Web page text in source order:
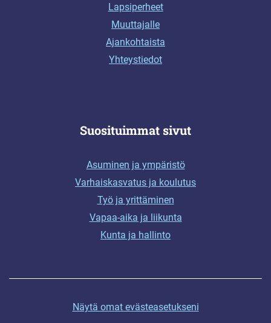
Lapsiperheet
Muuttajalle
Ajankohtaista
Yhteystiedot
Suosituimmat sivut
Asuminen ja ympäristö
Varhaiskasvatus ja koulutus
Työ ja yrittäminen
Vapaa-aika ja liikunta
Kunta ja hallinto
Näytä omat evästeasetukseni